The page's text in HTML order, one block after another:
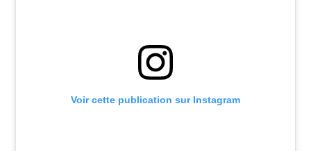
Voir cette publication sur Instagram